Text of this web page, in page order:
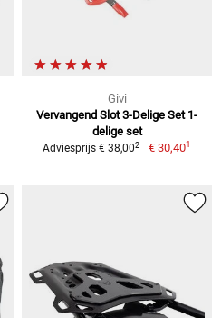
Givi
Vervangend Slot 3-Delige Set 1-
delige set
Adviesprijs € 38,002 € 30,401